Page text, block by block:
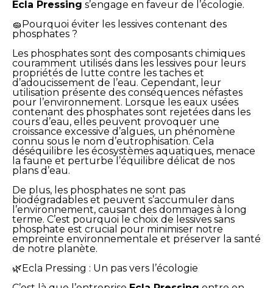
Ecla Pressing s’engage en faveur de l’écologie.
🧽Pourquoi éviter les lessives contenant des
phosphates ?
Les phosphates sont des composants chimiques
couramment utilisés dans les lessives pour leurs
propriétés de lutte contre les taches et
d’adoucissement de l’eau. Cependant, leur
utilisation présente des conséquences néfastes
pour l’environnement. Lorsque les eaux usées
contenant des phosphates sont rejetées dans les
cours d’eau, elles peuvent provoquer une
croissance excessive d’algues, un phénomène
connu sous le nom d’eutrophisation. Cela
déséquilibre les écosystèmes aquatiques, menace
la faune et perturbe l’équilibre délicat de nos
plans d’eau.
De plus, les phosphates ne sont pas
biodégradables et peuvent s’accumuler dans
l’environnement, causant des dommages à long
terme. C’est pourquoi le choix de lessives sans
phosphate est crucial pour minimiser notre
empreinte environnementale et préserver la santé
de notre planète.
🌿Ecla Pressing : Un pas vers l’écologie